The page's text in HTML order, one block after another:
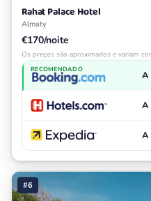
Rahat Palace Hotel
Almaty
€170/noite
Os preços são aproximados e variam
RECOMENDADO A
A
A
#6